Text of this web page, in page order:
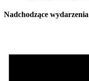
Nadchodzące wydarzenia